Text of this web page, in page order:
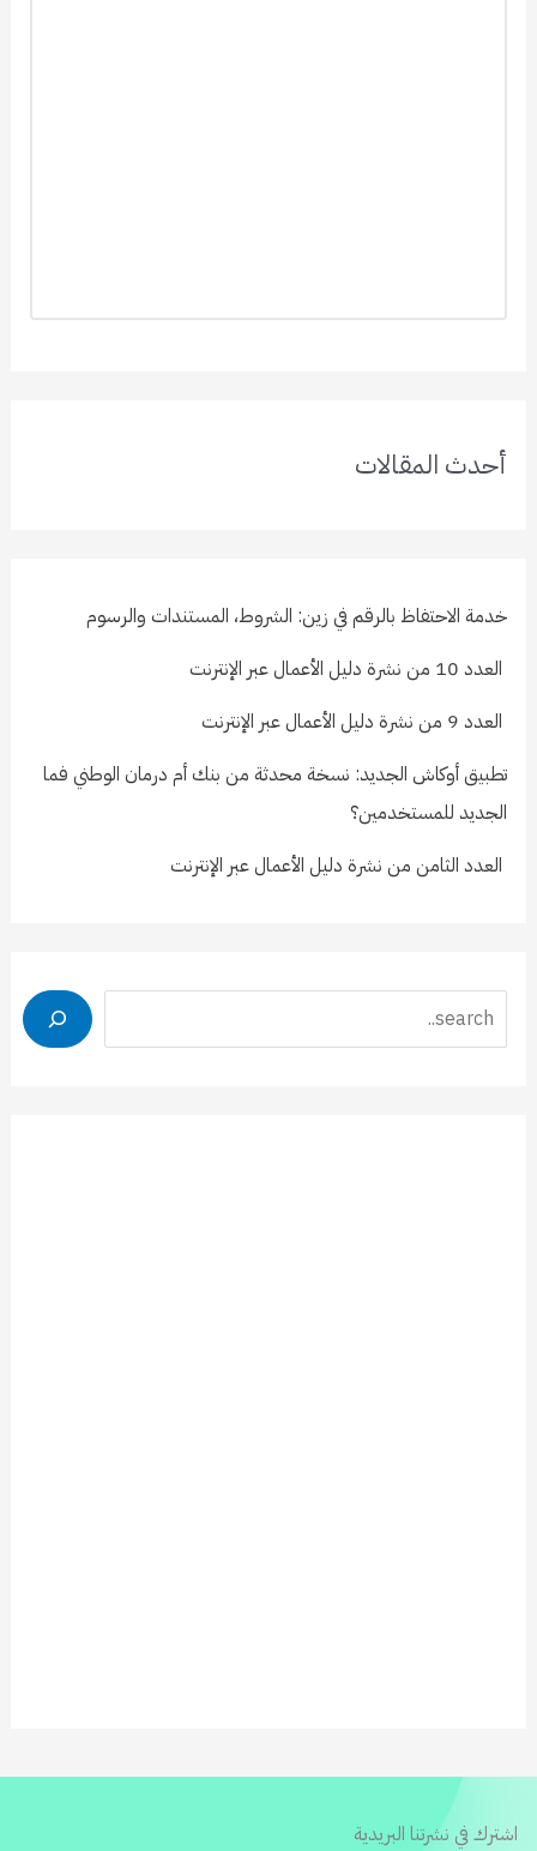
أحدث المقالات
خدمة الاحتفاظ بالرقم في زين: الشروط، المستندات والرسوم
العدد 10 من نشرة دليل الأعمال عبر الإنترنت
العدد 9 من نشرة دليل الأعمال عبر الإنترنت
تطبيق أوكاش الجديد: نسخة محدثة من بنك أم درمان الوطني فما
الجديد للمستخدمين؟
العدد الثامن من نشرة دليل الأعمال عبر الإنترنت
Search
اشترك في نشرتنا البريدية